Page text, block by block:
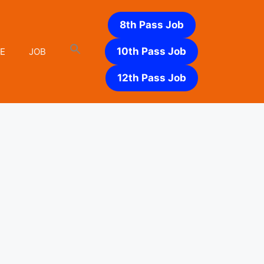
JOB
8th Pass Job
10th Pass Job
12th Pass Job